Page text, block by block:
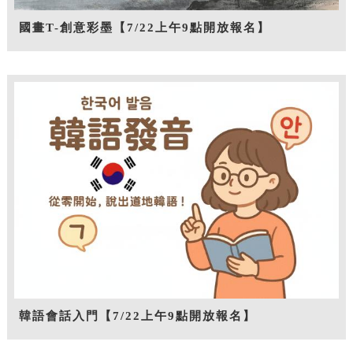
國畫T-創意彩墨【7/22上午9點開放報名】
韓語會話入門【7/22上午9點開放報名】